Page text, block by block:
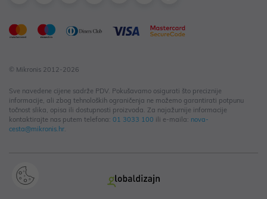
© Mikronis 2012-2026
Sve navedene cijene sadrže PDV. Pokušavamo osigurati što preciznije
informacije, ali zbog tehnoloških ograničenja ne možemo garantirati potpunu
točnost slika, opisa ili dostupnosti proizvoda. Za najažurnije informacije
kontaktirajte nas putem telefona: 01 3033 100 ili e-maila: nova-
cesta@mikronis.hr.